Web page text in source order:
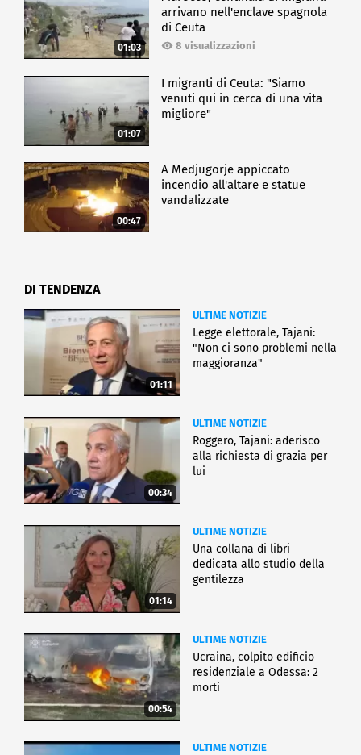
01:03
arrivano nell'enclave spagnola
di Ceuta
8 visualizzazioni
01:07
I migranti di Ceuta: "Siamo
venuti qui in cerca di una vita
migliore"
00:47
A Medjugorje appiccato
incendio all'altare e statue
vandalizzate
DI TENDENZA
01:11
ULTIME NOTIZIE
Legge elettorale, Tajani:
"Non ci sono problemi nella
maggioranza"
00:34
ULTIME NOTIZIE
Roggero, Tajani: aderisco
alla richiesta di grazia per
lui
01:14
ULTIME NOTIZIE
Una collana di libri
dedicata allo studio della
gentilezza
00:54
ULTIME NOTIZIE
Ucraina, colpito edificio
residenziale a Odessa: 2
morti
ULTIME NOTIZIE